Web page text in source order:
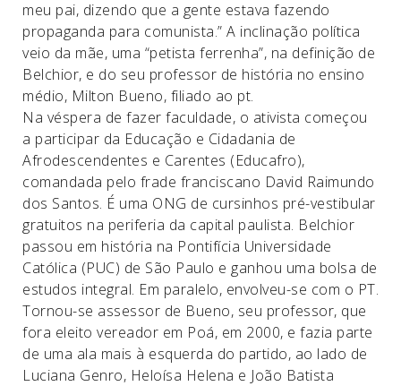
meu pai, dizendo que a gente estava fazendo
propaganda para comunista.” A inclinação política
veio da mãe, uma “petista ferrenha”, na definição de
Belchior, e do seu professor de história no ensino
médio, Milton Bueno, filiado ao pt.
Na véspera de fazer faculdade, o ativista começou
a participar da Educação e Cidadania de
Afrodescendentes e Carentes (Educafro),
comandada pelo frade franciscano David Raimundo
dos Santos. É uma ONG de cursinhos pré-vestibular
gratuitos na periferia da capital paulista. Belchior
passou em história na Pontifícia Universidade
Católica (PUC) de São Paulo e ganhou uma bolsa de
estudos integral. Em paralelo, envolveu-se com o PT.
Tornou-se assessor de Bueno, seu professor, que
fora eleito vereador em Poá, em 2000, e fazia parte
de uma ala mais à esquerda do partido, ao lado de
Luciana Genro, Heloísa Helena e João Batista